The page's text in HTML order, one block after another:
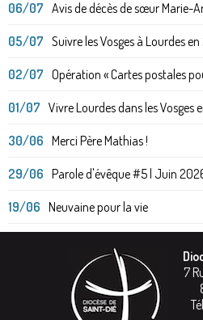
06/07 Avis de décès de sœur Marie-
05/07 Suivre les Vosges à Lourdes
02/07 Opération « Cartes postales
01/07 Vivre Lourdes dans les Vosges
30/06 Merci Père Mathias !
29/06 Parole d'évêque #5 | Juin 2026
19/06 Neuvaine pour la vie
7